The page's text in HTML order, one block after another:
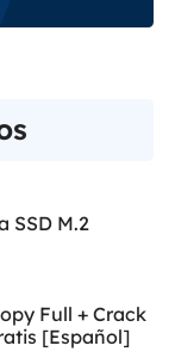
SSD M.2
Full + Crack
[Español]